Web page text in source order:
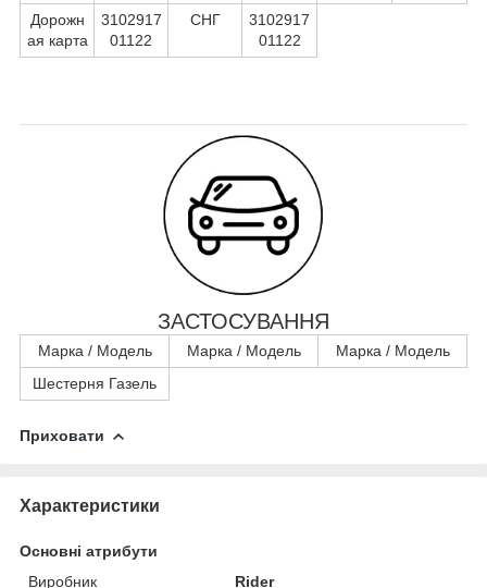
Дорожн
ая карта
3102917
01122
СНГ
3102917
01122
ЗАСТОСУВАННЯ
Марка / Модель Марка / Модель
Марка / Модель
Шестерня Газель
Приховати
Характеристики
Основні атрибути
Виробник
Rider